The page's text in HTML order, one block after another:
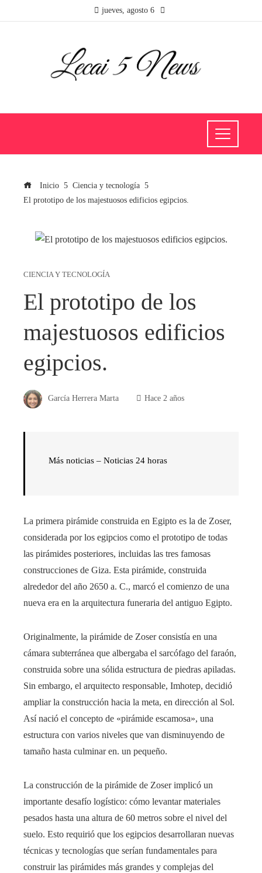
jueves, agosto 6
Inicio
Ciencia y tecnología
El prototipo de los majestuosos edificios egipcios.
CIENCIA Y TECNOLOGÍA
El prototipo de los
majestuosos edificios
egipcios.
García Herrera Marta Hace 2 años
Más noticias – Noticias 24 horas
La primera pirámide construida en Egipto es la de Zoser,
considerada por los egipcios como el prototipo de todas
las pirámides posteriores, incluidas las tres famosas
construcciones de Giza. Esta pirámide, construida
alrededor del año 2650 a. C., marcó el comienzo de una
nueva era en la arquitectura funeraria del antiguo Egipto.
Originalmente, la pirámide de Zoser consistía en una
cámara subterránea que albergaba el sarcófago del faraón,
construida sobre una sólida estructura de piedras apiladas.
Sin embargo, el arquitecto responsable, Imhotep, decidió
ampliar la construcción hacia la meta, en dirección al Sol.
Así nació el concepto de «pirámide escamosa», una
estructura con varios niveles que van disminuyendo de
tamaño hasta culminar en. un pequeño.
La construcción de la pirámide de Zoser implicó un
importante desafío logístico: cómo levantar materiales
pesados ​​hasta una altura de 60 metros sobre el nivel del
suelo. Esto requirió que los egipcios desarrollaran nuevas
técnicas y tecnologías que serían fundamentales para
construir las pirámides más grandes y complejas del